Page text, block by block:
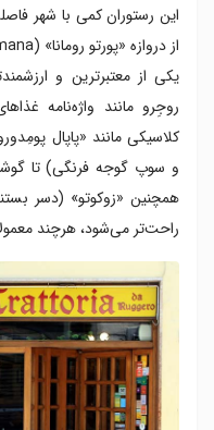
این رستوران کمی با شهر
یکی از معتبرترین و
روجِرو مانند واژه‌نامه
و سوپ گوجه فرنگی) تا
همچنین «زوکوتو» (دسر
راحت‌تر می‌شود، هرچند